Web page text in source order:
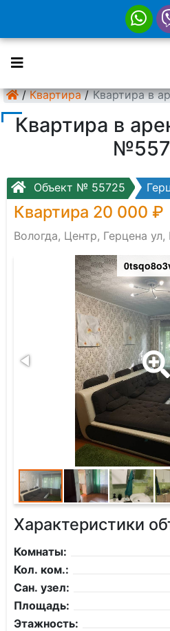
/ Квартира / Квартира в
Квартира в
Объект № 55725
Квартира 20 000 ₽
Вологда, Центр, Герцена
Характеристики
Комнаты:
Кол. ком.:
Сан. узел:
Площадь:
Этажность: